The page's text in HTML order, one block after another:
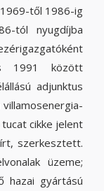
től 1986-ig
tól nyugdíjba
1991 között
adjunktus
cikke jelent
szerkesztett.
üzeme;
hazai gyártású